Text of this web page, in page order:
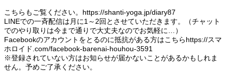
こちらもご覧ください。https://shanti-yoga.jp/diary87
LINEでの一斉配信は月に1～2回とさせていただきます。（チャット
でのやり取りは今まで通りで大丈夫なのでお気軽に…）
Facebookのアカウントをとるのに抵抗がある方はこちらhttps://スマ
ホロイド.com/facebook-barenai-houhou-3591
※登録されていない方はお知らせが届かないことがあるかもしれま
せん。予めご了承ください。